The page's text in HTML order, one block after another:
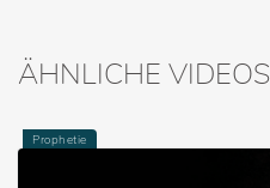
ÄHNLICHE VIDEOS
Prophetie